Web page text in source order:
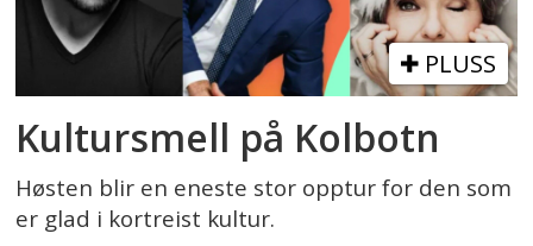
PLUSS
Kultursmell på Kolbotn
Høsten blir en eneste stor opptur for den som
er glad i kortreist kultur.